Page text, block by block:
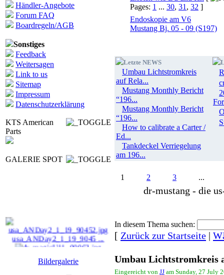
Händler-Angebote
Forum FAQ
Boardregeln/AGB
Sonstiges
Feedback
Weitersagen
Link to us
Sitemap
Impressum
Datenschutzerklärung
KTS American
Parts
GALERIE SPOT
usa_ANDay2_1_19_9045 ...
Bildergalerie
Pages: 1 ... 30, 31 , 32 ]
Endoskopie am V6
Mustang Bj. 05 - 09 (S197)
Letzte NEWS
Umbau Lichtstromkreis
auf Rela...
Mustang Monthly Bericht
“196...
Mustang Monthly Bericht
“196...
How to calibrate a Carter /
Ed...
Tankdeckel Verriegelung
am 196...
1 2 3 ...
dr-mustang - die
In diesem Thema suchen:
[ Zurück zur Startseite |
Umbau Lichtstromkreis
Eingereicht von JJ am Sunday, 27 July